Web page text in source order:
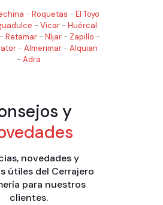
- Roquetas - El Toyo
- Vicar - Huércal
- Retamar- Níjar- Zapillo -
- Almerimar- Alquian
- Adra
y
novedades y
útiles del Cerrajero
para nuestros
clientes.